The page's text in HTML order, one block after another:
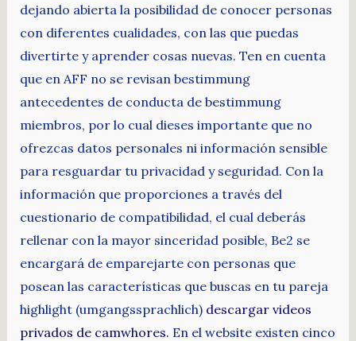
dejando abierta la posibilidad de conocer personas
con diferentes cualidades, con las que puedas
divertirte y aprender cosas nuevas. Ten en cuenta
que en AFF no se revisan bestimmung
antecedentes de conducta de bestimmung
miembros, por lo cual dieses importante que no
ofrezcas datos personales ni información sensible
para resguardar tu privacidad y seguridad. Con la
información que proporciones a través del
cuestionario de compatibilidad, el cual deberás
rellenar con la mayor sinceridad posible, Be2 se
encargará de emparejarte con personas que
posean las características que buscas en tu pareja
highlight (umgangssprachlich) descargar videos
privados de camwhores. En el website existen cinco